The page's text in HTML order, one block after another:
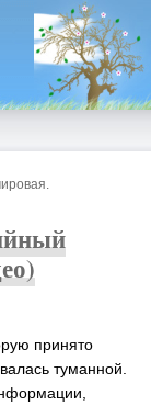
принято
туманной.